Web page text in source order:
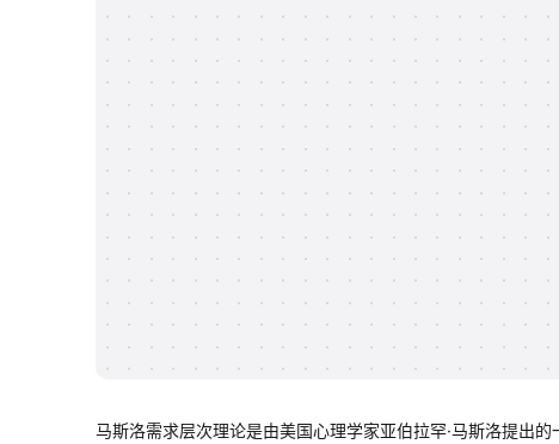
马斯洛需求层次理论是由美国心理学家亚伯拉罕·马斯洛提出